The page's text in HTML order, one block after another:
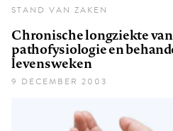
STAND VAN ZAKEN
Chronische longziekte
pathofysiologie en
levensweken
9 DECEMBER 2003